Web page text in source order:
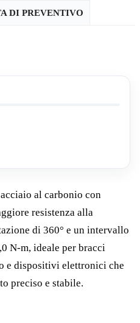
DI PREVENTIVO
al carbonio con
resistenza alla
di 360° e un intervallo
N-m, ideale per bracci
e dispositivi elettronici che
preciso e stabile.